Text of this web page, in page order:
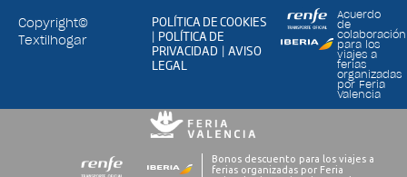
Copyright©
Textilhogar
POLÍTICA DE COOKIES
| POLÍTICA DE
PRIVACIDAD |AVISO
LEGAL
Acuerdo
de
colaboración
para los
viajes a
ferias
organizadas
por Feria
Valencia